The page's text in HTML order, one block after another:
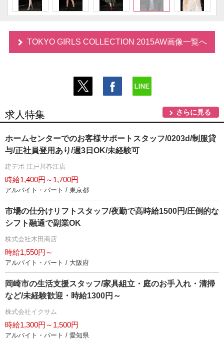
TOKYO GIRLS COLLECTION 2015AW画像一覧へ
求人特集 さらに見る
ホームセンターでのお客様サポートスタッフ/0203d/制服貸
与/正社員登用あり/週3日OK/未経験可
建デポ 江戸川春江店
時給1,400円～1,700円
アルバイト・パート / 東京都
市場の仕分けリフトスタッフ/夜勤で高時給1500円/圧倒的な
シフト融通で副業OK
株式会社木田商店
時給1,550円～
アルバイト・パート / 大阪府
岡崎市の生活支援スタッフ/家具組立・庭のお手入れ・清掃
など/未経験歓迎・時給1300円～
株式会社イクサム
時給1,300円～1,500円
アルバイト・パート / 愛知県